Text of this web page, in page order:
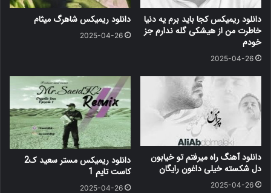
دانلود ریمیکس کجا باید برم یه دنیا
خاطرت من از هیشکی گله ندارم جز
خودم
2025-04-26
دانلود ریمیکس شاهرگ میثام
2025-04-26
دانلود آهنگ راه میرفتم تو خیابون
دل شکسته خیلی داغون رایگان
2025-04-26
دانلود ریمیکس مستر سعید ک2
کاست تایم 1
2025-04-26